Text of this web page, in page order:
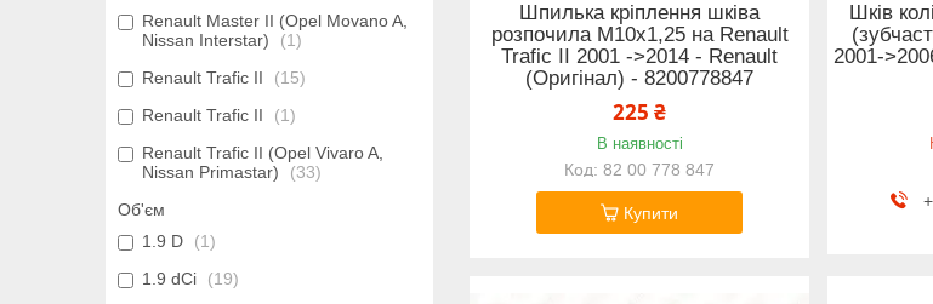
Шпилька кріплення шківа
розпочила М10х1,25 на Renault
Trafic II 2001 ->2014 - Renault
(Оригінал) - 8200778847
225 ₴
В наявності
82 00 778 847
Купити
Шків
2001-
Renault Master II (Opel Movano A,
Nissan Interstar)
1
Renault Trafic II
15
Renault Trafic II
1
Renault Trafic II (Opel Vivaro A,
Nissan Primastar)
33
Об'єм
1.9 D
1
1.9 dCi
19